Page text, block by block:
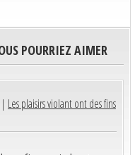
POURRIEZ AIMER
| Les plaisirs violant ont des fins